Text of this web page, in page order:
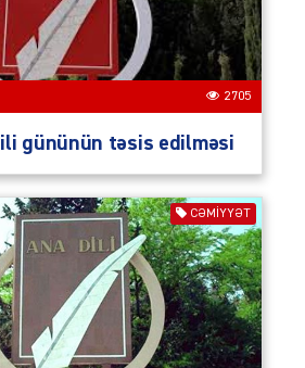
2705
gününün təsis edilməsi
CƏMIYYƏT